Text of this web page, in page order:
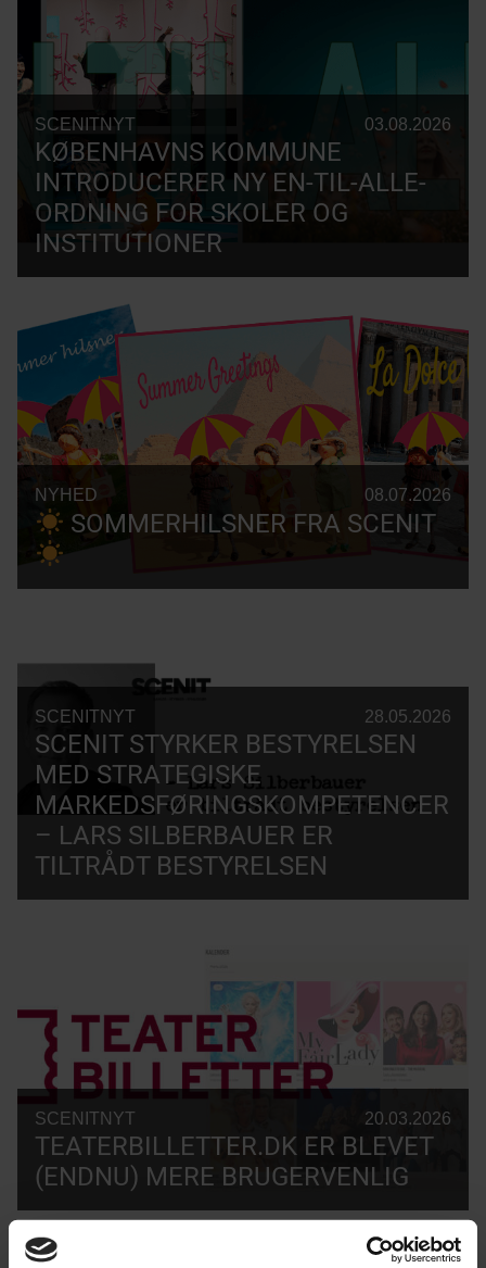
SCENITNYT 03.08.2026
KØBENHAVNS KOMMUNE
INTRODUCERER NY EN-TIL-ALLE-
ORDNING FOR SKOLER OG
INSTITUTIONER
NYHED 08.07.2026
SOMMERHILSNER FRA SCENIT
SCENITNYT 28.05.2026
SCENIT STYRKER BESTYRELSEN
MED STRATEGISKE
MARKEDSFØRINGSKOMPETENCER
– LARS SILBERBAUER ER
TILTRÅDT BESTYRELSEN
SCENITNYT 20.03.2026
TEATERBILLETTER.DK ER BLEVET
(ENDNU) MERE BRUGERVENLIG